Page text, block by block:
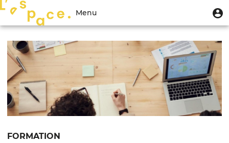
contenu
Menu
du
compte
de
l'utilisateur
Menu
Toggle
navigation
FORMATION